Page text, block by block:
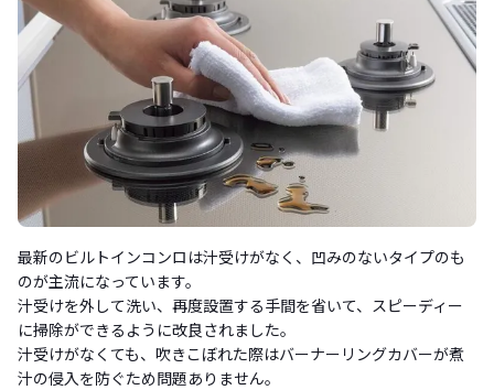
最新のビルトインコンロは汁受けがなく、凹みのないタイプのも
のが主流になっています。
汁受けを外して洗い、再度設置する手間を省いて、スピーディー
に掃除ができるように改良されました。
汁受けがなくても、吹きこぼれた際はバーナーリングカバーが煮
汁の侵入を防ぐため問題ありません。